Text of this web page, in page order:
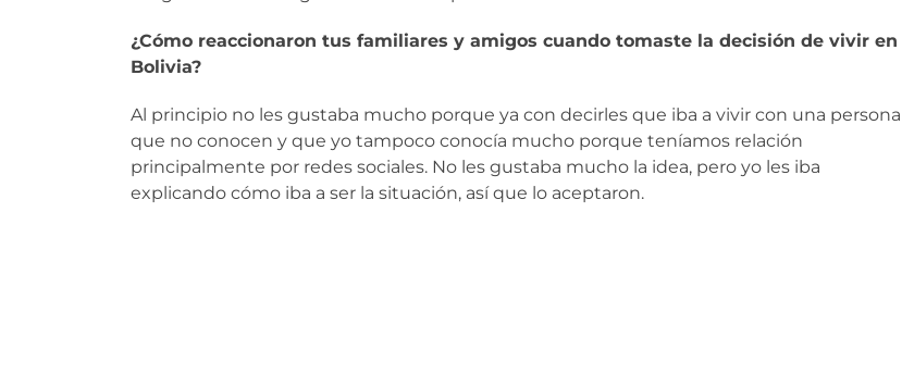
¿Cómo reaccionaron tus familiares y amigos cuando tomaste la decisión de vivir en
Bolivia?
Al principio no les gustaba mucho porque ya con decirles que iba a vivir con una persona
que no conocen y que yo tampoco conocía mucho porque teníamos relación
principalmente por redes sociales. No les gustaba mucho la idea, pero yo les iba
explicando cómo iba a ser la situación, así que lo aceptaron.